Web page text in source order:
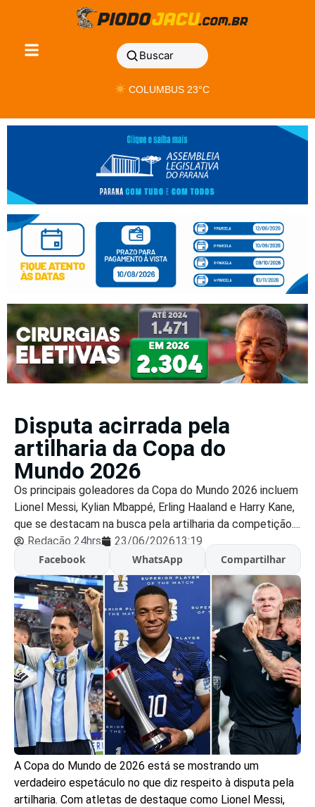
Buscar
COLUMBUS 23°C
Disputa acirrada pela
artilharia da Copa do
Mundo 2026
Os principais goleadores da Copa do Mundo 2026 incluem
Lionel Messi, Kylian Mbappé, Erling Haaland e Harry Kane,
que se destacam na busca pela artilharia da competição....
Redação 24hrs
23/06/202613:19
Facebook
WhatsApp Compartilhar
A Copa do Mundo de 2026 está se mostrando um
verdadeiro espetáculo no que diz respeito à disputa pela
artilharia. Com atletas de destaque como Lionel Messi,